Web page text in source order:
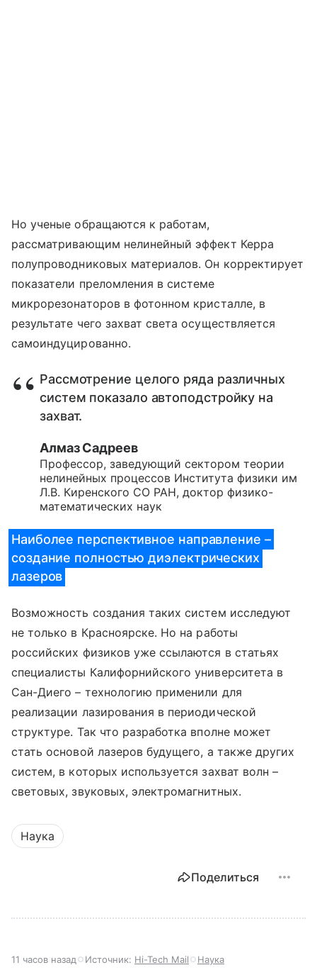
Но ученые обращаются к работам,
рассматривающим нелинейный эффект Керра
полупроводниковых материалов. Он корректирует
показатели преломления в системе
микрорезонаторов в фотонном кристалле, в
результате чего захват света осуществляется
самоиндуцированно.
Рассмотрение целого ряда различных
систем показало автоподстройку на
захват.
Алмаз Садреев
Профессор, заведующий сектором теории
нелинейных процессов Института физики им
Л.В. Киренского СО РАН, доктор физико-
математических наук
Наиболее перспективное направление –
создание полностью диэлектрических
лазеров
Возможность создания таких систем исследуют
не только в Красноярске. Но на работы
российских физиков уже ссылаются в статьях
специалисты Калифорнийского университета в
Сан-Диего – технологию применили для
реализации лазирования в периодической
структуре. Так что разработка вполне может
стать основой лазеров будущего, а также других
систем, в которых используется захват волн –
световых, звуковых, электромагнитных.
Наука
Поделиться
11 часов назад Источник: Hi-Tech Mail Наука